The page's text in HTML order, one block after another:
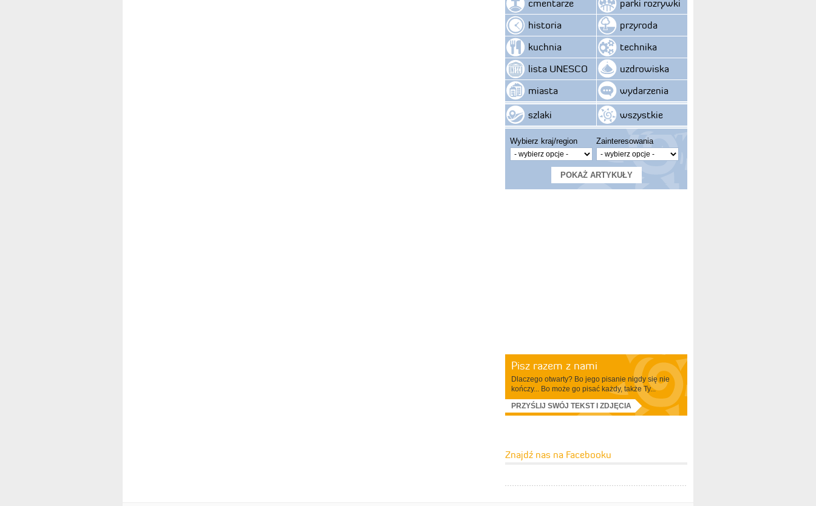
cmentarze
historia
kuchnia
lista UNESCO
miasta
szlaki
parki rozrywki
przyroda
technika
uzdrowiska
wydarzenia
wszystkie
Wybierz kraj/region Zainteresowania
Pisz razem z nami
Dlaczego otwarty? Bo jego pisanie nigdy się nie
kończy... Bo może go pisać każdy, także Ty...
PRZYŚLIJ SWÓJ TEKST I ZDJĘCIA
Znajdź nas na Facebooku